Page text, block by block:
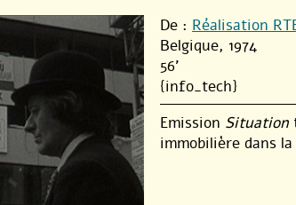
De : Réalisation
Belgique, 1974
56'
{info_tech}
Emission Situation
immobilière dans